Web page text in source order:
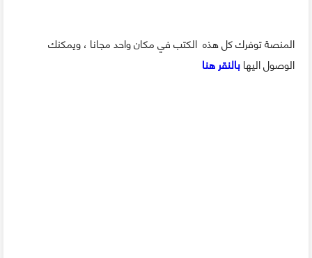
المنصة توفرك كل هذه الكتب في مكان واحد مجانا ، ويمكنك
الوصول اليهابالنقر هنا